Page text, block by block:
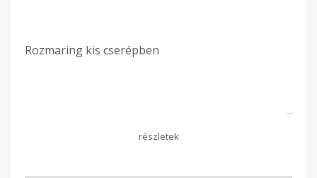
Rozmaring kis cserépben